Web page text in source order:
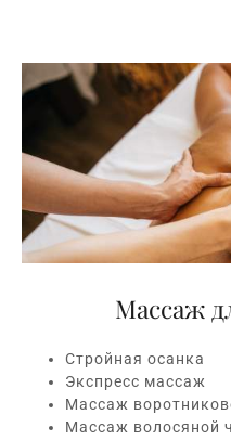
Массаж
Стройная осанка
Экспресс массаж
Массаж
Массаж волосяной